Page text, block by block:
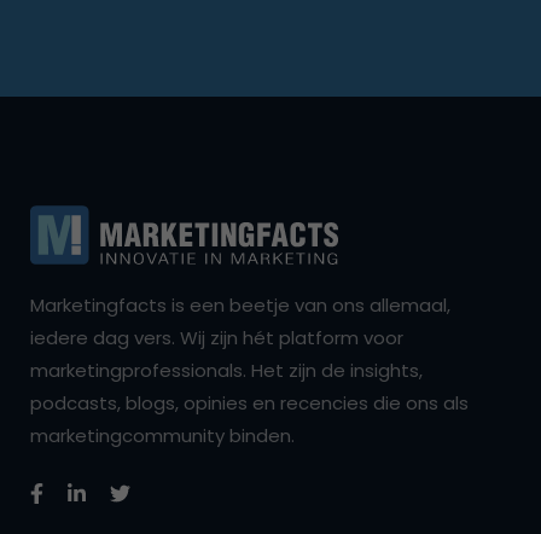
Marketingfacts is een beetje van ons allemaal,
iedere dag vers. Wij zijn hét platform voor
marketingprofessionals. Het zijn de insights,
podcasts, blogs, opinies en recencies die ons als
marketingcommunity binden.